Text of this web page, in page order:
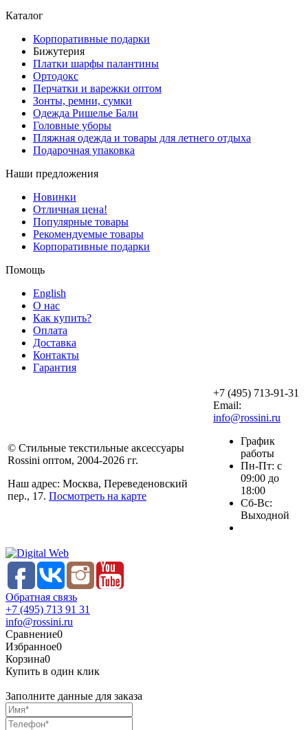
Каталог
Корпоративные подарки
Бижутерия
Платки шарфы палантины
Ортодокс
Перчатки и варежки оптом
Зонты, ремни, сумки
Одежда Ришелье Бали
Головные уборы
Пляжная одежда и товары для летнего отдыха
Подарочная упаковка
Наши предложения
Новинки
Отличная цена!
Популярные товары
Рекомендуемые товары
Корпоративные подарки
Помощь
English
О нас
Как купить?
Оплата
Доставка
Контакты
Гарантия
© Стильные текстильные аксессуары
Rossini оптом, 2004-2026 гг.
Наш адрес: Москва, Переведеновский
пер., 17. Посмотреть на карте
+7 (495) 713-91-31
Email:
info@rossini.ru
График
работы
Пн-Пт: с
09:00 до
18:00
Сб-Вс:
Выходной
Обратная связь
+7 (495) 713 91 31
info@rossini.ru
Сравнение0
Избранное0
Корзина0
Купить в один клик
Заполните данные для заказа